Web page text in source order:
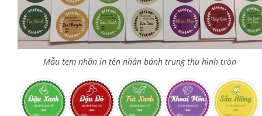
Mẫu tem nhãn in tên nhân bánh trung thu hình tròn